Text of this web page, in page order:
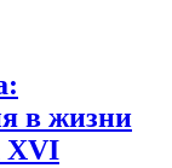
в жизни
XVI